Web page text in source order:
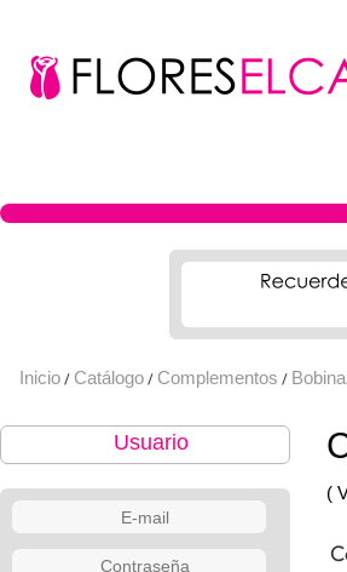
Inicio / Catálogo / Complementos /
Usuario
(